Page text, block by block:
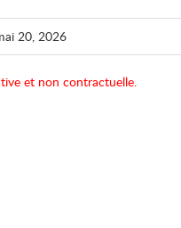
20, 2026
et non contractuelle.